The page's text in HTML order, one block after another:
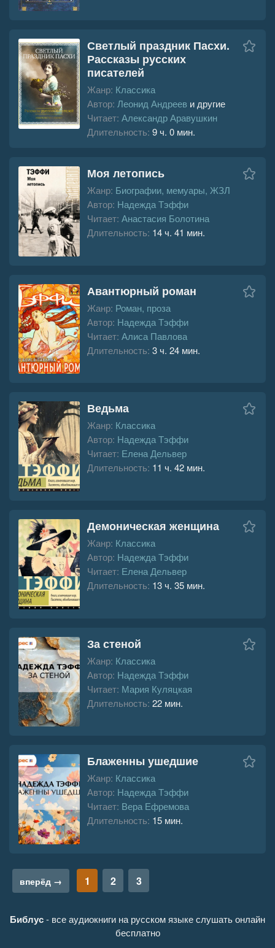
Светлый праздник Пасхи.
Рассказы русских
писателей
Жанр: Классика
Автор: Леонид Андреев и другие
Читает: Александр Аравушкин
Длительность: 9 ч. 0 мин.
Моя летопись
Жанр: Биографии, мемуары, ЖЗЛ
Автор: Надежда Тэффи
Читает: Анастасия Болотина
Длительность: 14 ч. 41 мин.
Авантюрный роман
Жанр: Роман, проза
Автор: Надежда Тэффи
Читает: Алиса Павлова
Длительность: 3 ч. 24 мин.
Ведьма
Жанр: Классика
Автор: Надежда Тэффи
Читает: Елена Дельвер
Длительность: 11 ч. 42 мин.
Демоническая женщина
Жанр: Классика
Автор: Надежда Тэффи
Читает: Елена Дельвер
Длительность: 13 ч. 35 мин.
За стеной
Жанр: Классика
Автор: Надежда Тэффи
Читает: Мария Куляцкая
Длительность: 22 мин.
Блаженны ушедшие
Жанр: Классика
Автор: Надежда Тэффи
Читает: Вера Ефремова
Длительность: 15 мин.
вперёд → 1 2 3
Библус- все аудиокниги на русском языке слушать онлайн
бесплатно